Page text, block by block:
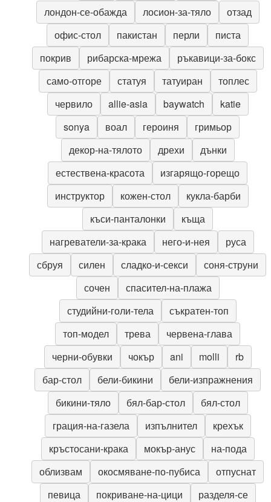
лондон-се-обажда
лосион-за-тяло
отзад
офис-стол
пакистан перли
писта
покрив
рибарска-мрежа
ръкавици-за-бокс
само-отгоре
статуя татуиран
топлес
червило
allie-asia baywatch
katie
sonya
воал героиня
гримьор
декор-на-тялото
дрехи
дънки
естествена-красота
изгарящо-горещо
инструктор
кожен-стол
кукла-барби
къси-панталонки
къща
нагреватели-за-крака
него-и-нея
руса
сбруя
силен сладко-и-секси
соня-струни
сочен
спасител-на-плажа
студийни-голи-тела
съкратен-топ
топ-модел
трева
червена-глава
черни-обувки
чокър ani molli
rb
бар-стол
бели-бикини
бели-изпражнения
бикини-тяло
бял-бар-стол
бял-стол
грация-на-газела
изпълнител
крехък
кръстосани-крака
мокър-анус
на-пода
облизвам
окосмяване-по-пубиса
отпуснат
певица
покриване-на-цици
разделя-се